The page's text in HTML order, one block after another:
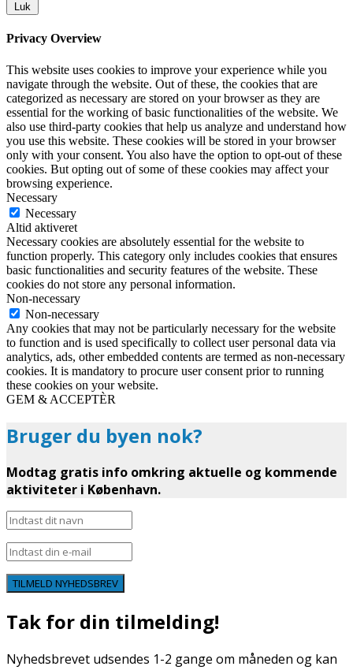
Luk
Privacy Overview
This website uses cookies to improve your experience while you
navigate through the website. Out of these, the cookies that are
categorized as necessary are stored on your browser as they are
essential for the working of basic functionalities of the website. We
also use third-party cookies that help us analyze and understand how
you use this website. These cookies will be stored in your browser
only with your consent. You also have the option to opt-out of these
cookies. But opting out of some of these cookies may affect your
browsing experience.
Necessary
Necessary
Altid aktiveret
Necessary cookies are absolutely essential for the website to
function properly. This category only includes cookies that ensures
basic functionalities and security features of the website. These
cookies do not store any personal information.
Non-necessary
Non-necessary
Any cookies that may not be particularly necessary for the website
to function and is used specifically to collect user personal data via
analytics, ads, other embedded contents are termed as non-necessary
cookies. It is mandatory to procure user consent prior to running
these cookies on your website.
GEM & ACCEPTÈR
Bruger du byen nok?
Modtag gratis info omkring aktuelle og kommende
aktiviteter i København.
TILMELD NYHEDSBREV
Tak for din tilmelding!
Nyhedsbrevet udsendes 1-2 gange om måneden og kan